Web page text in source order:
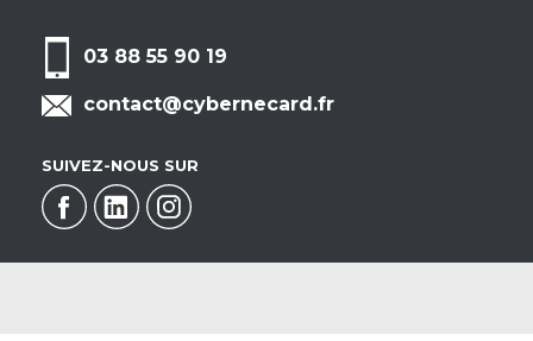
03 88 55 90 19
contact@cybernecard.fr
SUIVEZ-NOUS SUR